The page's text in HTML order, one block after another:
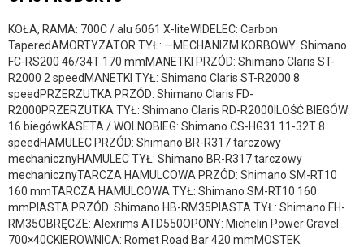
KOŁA, RAMA: 700C / alu 6061 X-liteWIDELEC: Carbon
TaperedAMORTYZATOR TYŁ: —MECHANIZM KORBOWY: Shimano
FC-RS200 46/34T 170 mmMANETKI PRZÓD: Shimano Claris ST-
R2000 2 speedMANETKI TYŁ: Shimano Claris ST-R2000 8
speedPRZERZUTKA PRZÓD: Shimano Claris FD-
R2000PRZERZUTKA TYŁ: Shimano Claris RD-R2000ILOŚĆ BIEGÓW:
16 biegówKASETA / WOLNOBIEG: Shimano CS-HG31 11-32T 8
speedHAMULEC PRZÓD: Shimano BR-R317 tarczowy
mechanicznyHAMULEC TYŁ: Shimano BR-R317 tarczowy
mechanicznyTARCZA HAMULCOWA PRZÓD: Shimano SM-RT10
160 mmTARCZA HAMULCOWA TYŁ: Shimano SM-RT10 160
mmPIASTA PRZÓD: Shimano HB-RM35PIASTA TYŁ: Shimano FH-
RM35OBRĘCZE: Alexrims ATD550OPONY: Michelin Power Gravel
700×40CKIEROWNICA: Romet Road Bar 420 mmMOSTEK